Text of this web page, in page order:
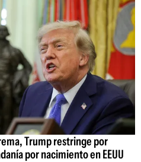
Trump restringe por
por nacimiento en EEUU